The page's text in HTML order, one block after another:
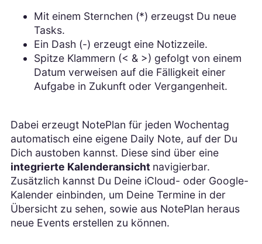
Mit einem Sternchen (*) erzeugst Du neue
Tasks.
Ein Dash (-) erzeugt eine Notizzeile.
Spitze Klammern (< & >) gefolgt von einem
Datum verweisen auf die Fälligkeit einer
Aufgabe in Zukunft oder Vergangenheit.
Dabei erzeugt NotePlan für jeden Wochentag
automatisch eine eigene Daily Note, auf der Du
Dich austoben kannst. Diese sind über eine
integrierte Kalenderansicht navigierbar.
Zusätzlich kannst Du Deine iCloud- oder Google-
Kalender einbinden, um Deine Termine in der
Übersicht zu sehen, sowie aus NotePlan heraus
neue Events erstellen zu können.